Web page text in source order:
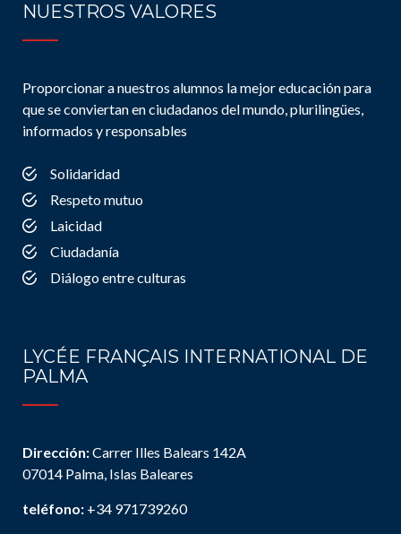
NUESTROS VALORES
Proporcionar a nuestros alumnos la mejor educación para
que se conviertan en ciudadanos del mundo, plurilingües,
informados y responsables
Solidaridad
Respeto mutuo
Laicidad
Ciudadanía
Diálogo entre culturas
LYCÉE FRANÇAIS INTERNATIONAL DE
PALMA
Dirección:Carrer Illes Balears 142A
07014 Palma, Islas Baleares
teléfono: +34 971739260